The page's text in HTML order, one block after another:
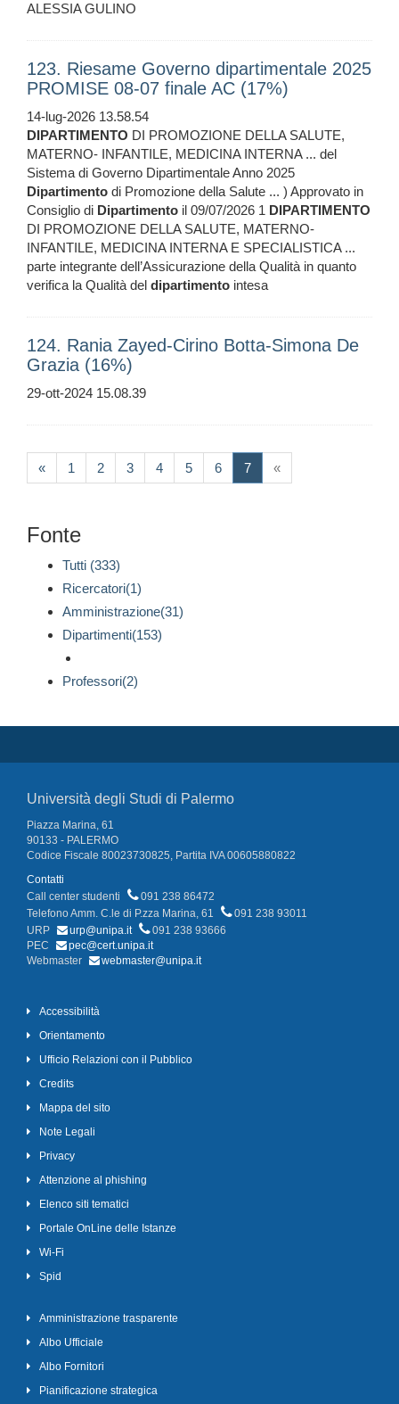
ALESSIA GULINO
123. Riesame Governo dipartimentale 2025
PROMISE 08-07 finale AC (17%)
14-lug-2026 13.58.54
DIPARTIMENTO DI PROMOZIONE DELLA SALUTE,
MATERNO- INFANTILE, MEDICINA INTERNA ... del
Sistema di Governo Dipartimentale Anno 2025
Dipartimento di Promozione della Salute ... ) Approvato in
Consiglio di Dipartimento il 09/07/2026 1 DIPARTIMENTO
DI PROMOZIONE DELLA SALUTE, MATERNO-
INFANTILE, MEDICINA INTERNA E SPECIALISTICA ...
parte integrante dell’Assicurazione della Qualità in quanto
verifica la Qualità del dipartimento intesa
124. Rania Zayed-Cirino Botta-Simona De
Grazia (16%)
29-ott-2024 15.08.39
« 1 2 3 4 5 6 7(current)
«
Fonte
Tutti (333)
Ricercatori(1)
Amministrazione(31)
Dipartimenti(153)
Professori(2)
Università degli Studi di Palermo
Piazza Marina, 61
90133 - PALERMO
Codice Fiscale 80023730825, Partita IVA 00605880822
Contatti
Call center studenti
091 238 86472
Telefono Amm. C.le di P.zza Marina, 61
091 238 93011
URP
urp@unipa.it
091 238 93666
PEC
pec@cert.unipa.it
Webmaster
webmaster@unipa.it
Accessibilità
Orientamento
Ufficio Relazioni con il Pubblico
Credits
Mappa del sito
Note Legali
Privacy
Attenzione al phishing
Elenco siti tematici
Portale OnLine delle Istanze
Wi-Fi
Spid
Amministrazione trasparente
Albo Ufficiale
Albo Fornitori
Pianificazione strategica